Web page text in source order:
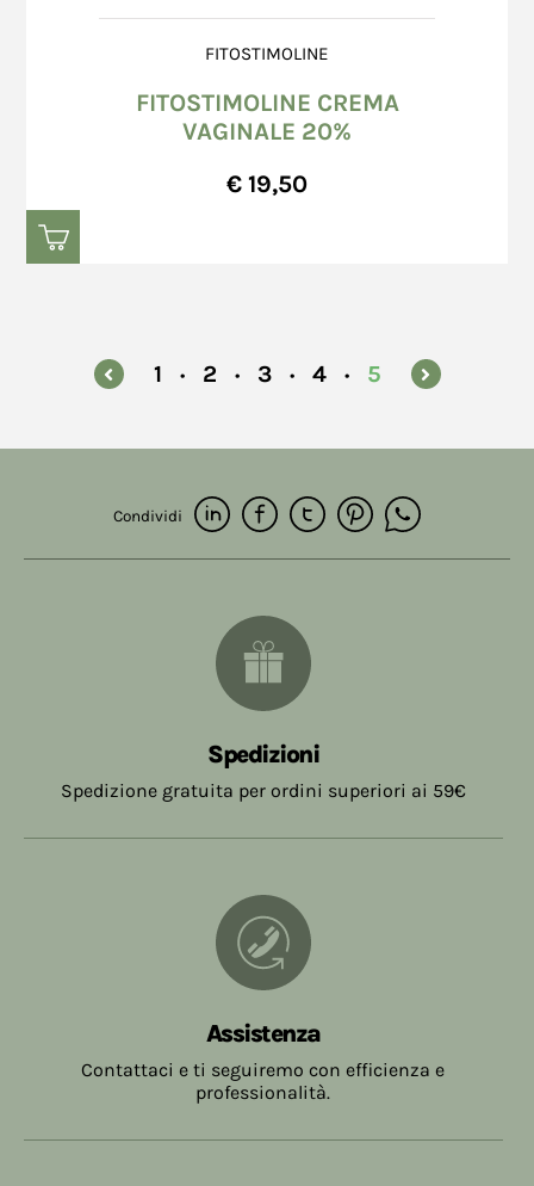
FITOSTIMOLINE
FITOSTIMOLINE CREMA
VAGINALE 20%
€ 19,50
1 2 3 4 5
Condividi
Spedizioni
Spedizione gratuita per ordini superiori ai 59€
Assistenza
Contattaci e ti seguiremo con efficienza e
professionalità.